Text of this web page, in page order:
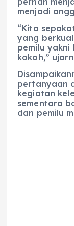
menjadi
“Kita
yang
pemilu yakni
kokoh,”
pertanyaan
kegiatan
sementara
dan pemilu